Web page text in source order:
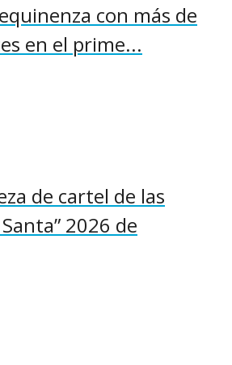
con más de
en el prime...
de cartel de las
2026 de